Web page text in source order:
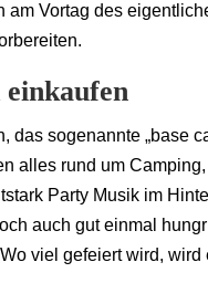
am Vortag des
einkaufen
das sogenannte „base
alles rund um
Party Musik im
auch gut einmal
viel gefeiert wird, wird